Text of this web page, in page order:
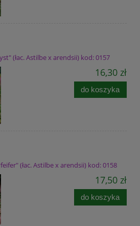
(łac. Astilbe x arendsii) kod: 0157
16,30 zł
do koszyka
(łac. Astilbe x arendsii) kod: 0158
17,50 zł
do koszyka